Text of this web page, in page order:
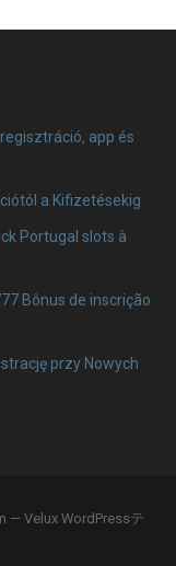
app és
a Kifizetésekig
Portugal slots à
Bônus de inscrição
przy Nowych
— Velux WordPressテ